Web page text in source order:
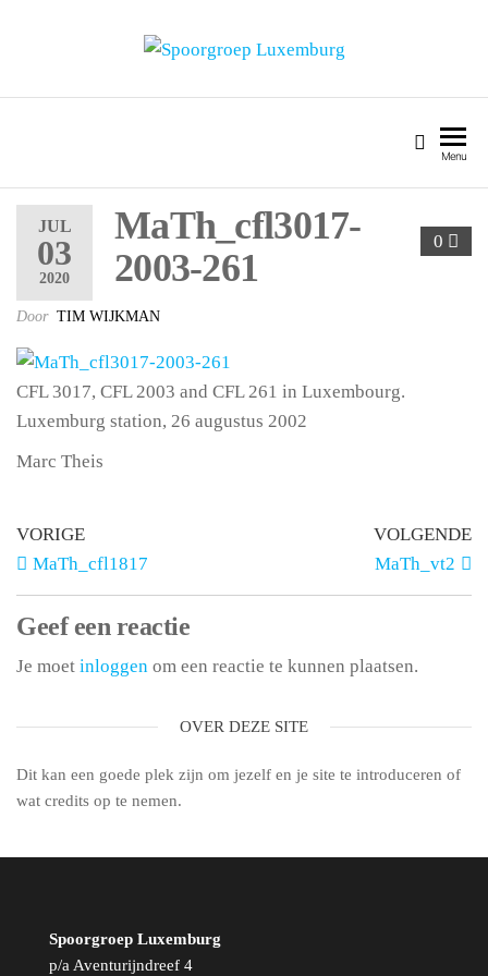
Menu
JUL
03
2020
0
MaTh_cfl3017-
2003-261
Door TIM WIJKMAN
CFL 3017, CFL 2003 and CFL 261 in Luxembourg.
Luxemburg station, 26 augustus 2002
Marc Theis
VORIGE
MaTh_cfl1817
VOLGENDE
MaTh_vt2
Geef een reactie
Je moet inloggen om een reactie te kunnen plaatsen.
OVER DEZE SITE
Dit kan een goede plek zijn om jezelf en je site te introduceren of
wat credits op te nemen.
Spoorgroep Luxemburg
p/a Aventurijndreef 4